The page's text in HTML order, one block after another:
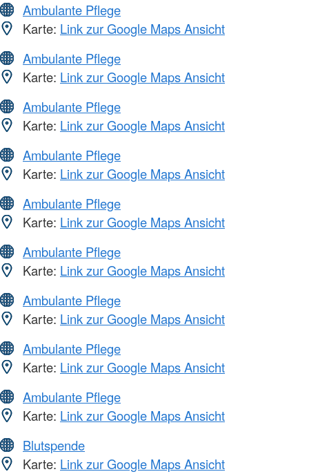
Ambulante Pflege
Karte: Link zur Google Maps Ansicht
Ambulante Pflege
Karte: Link zur Google Maps Ansicht
Ambulante Pflege
Karte: Link zur Google Maps Ansicht
Ambulante Pflege
Karte: Link zur Google Maps Ansicht
Ambulante Pflege
Karte: Link zur Google Maps Ansicht
Ambulante Pflege
Karte: Link zur Google Maps Ansicht
Ambulante Pflege
Karte: Link zur Google Maps Ansicht
Ambulante Pflege
Karte: Link zur Google Maps Ansicht
Ambulante Pflege
Karte: Link zur Google Maps Ansicht
Blutspende
Karte: Link zur Google Maps Ansicht